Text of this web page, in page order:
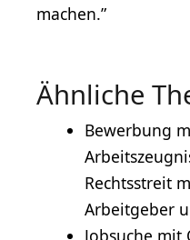
machen.”
Ähnliche
Bewerbung
Rechtsstreit
Arbeitgeber
Jobsuche mit